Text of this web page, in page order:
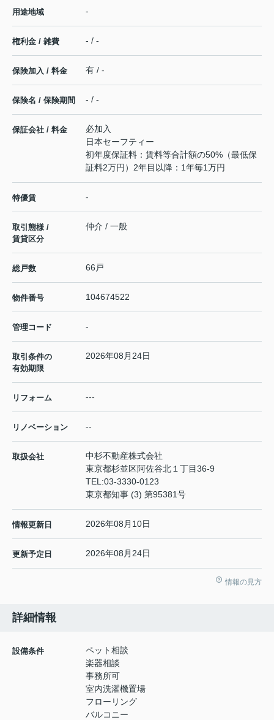
用途地域 -
権利金 / 雑費 - / -
保険加入 / 料金 有 / -
保険名 / 保険期間 - / -
保証会社 / 料金
必加入
日本セーフティー
初年度保証料：賃料等合計額の50%（最低保
証料2万円）2年目以降：1年毎1万円
特優賃 -
取引態様 /
賃貸区分
仲介 / 一般
総戸数 66戸
物件番号 104674522
管理コード -
取引条件の
有効期限
2026年08月24日
リフォーム ---
リノベーション --
取扱会社
中杉不動産株式会社
東京都杉並区阿佐谷北１丁目36-9
TEL:03-3330-0123
東京都知事 (3) 第95381号
情報更新日 2026年08月10日
更新予定日 2026年08月24日
情報の見方
詳細情報
設備条件
ペット相談
楽器相談
事務所可
室内洗濯機置場
フローリング
バルコニー